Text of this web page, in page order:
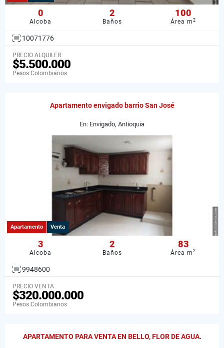
0
Alcoba
2
Baños
100
Área m2
10071776
PRECIO ALQUILER
$5.500.000
Pesos Colombianos
Apartamento envigado barrio San José
En: Envigado, Antioquia
Apartamento Venta
3
Alcoba
2
Baños
83
Área m2
9948600
PRECIO VENTA
$320.000.000
Pesos Colombianos
APARTAMENTO PARA VENTA EN BELLO, FLOR DE AGUA.